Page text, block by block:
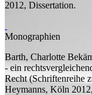
2012, Dissertation.
Monographien
Barth, Charlotte
- ein
Recht(Schriftenreihe
Heymanns, Köln